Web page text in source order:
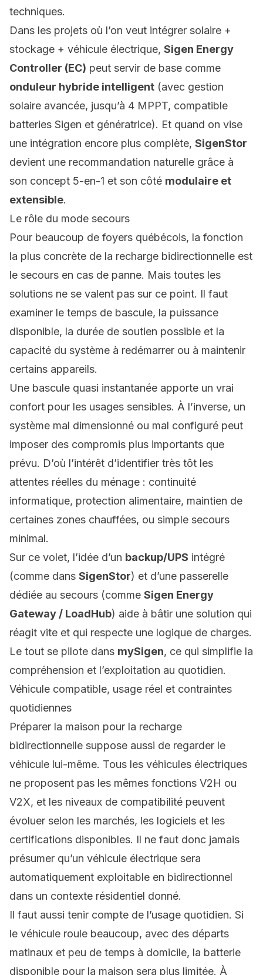
techniques.
Dans les projets où l’on veut intégrer solaire +
stockage + véhicule électrique, Sigen Energy
Controller (EC) peut servir de base comme
onduleur hybride intelligent (avec gestion
solaire avancée, jusqu’à 4 MPPT, compatible
batteries Sigen et génératrice). Et quand on vise
une intégration encore plus complète, SigenStor
devient une recommandation naturelle grâce à
son concept 5-en-1 et son côté modulaire et
extensible.
Le rôle du mode secours
Pour beaucoup de foyers québécois, la fonction
la plus concrète de la recharge bidirectionnelle est
le secours en cas de panne. Mais toutes les
solutions ne se valent pas sur ce point. Il faut
examiner le temps de bascule, la puissance
disponible, la durée de soutien possible et la
capacité du système à redémarrer ou à maintenir
certains appareils.
Une bascule quasi instantanée apporte un vrai
confort pour les usages sensibles. À l’inverse, un
système mal dimensionné ou mal configuré peut
imposer des compromis plus importants que
prévu. D’où l’intérêt d’identifier très tôt les
attentes réelles du ménage : continuité
informatique, protection alimentaire, maintien de
certaines zones chauffées, ou simple secours
minimal.
Sur ce volet, l’idée d’un backup/UPS intégré
(comme dans SigenStor) et d’une passerelle
dédiée au secours (comme Sigen Energy
Gateway / LoadHub) aide à bâtir une solution qui
réagit vite et qui respecte une logique de charges.
Le tout se pilote dans mySigen, ce qui simplifie la
compréhension et l’exploitation au quotidien.
Véhicule compatible, usage réel et contraintes
quotidiennes
Préparer la maison pour la recharge
bidirectionnelle suppose aussi de regarder le
véhicule lui-même. Tous les véhicules électriques
ne proposent pas les mêmes fonctions V2H ou
V2X, et les niveaux de compatibilité peuvent
évoluer selon les marchés, les logiciels et les
certifications disponibles. Il ne faut donc jamais
présumer qu’un véhicule électrique sera
automatiquement exploitable en bidirectionnel
dans un contexte résidentiel donné.
Il faut aussi tenir compte de l’usage quotidien. Si
le véhicule roule beaucoup, avec des départs
matinaux et peu de temps à domicile, la batterie
disponible pour la maison sera plus limitée. À